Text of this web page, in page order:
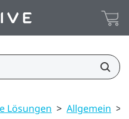
Lösungen > Allgemein >